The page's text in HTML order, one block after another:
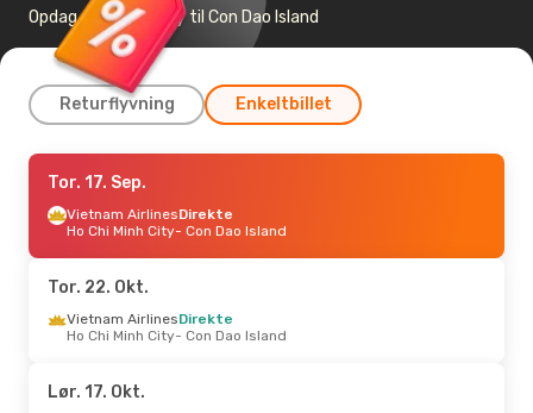
Opdag de billigste fly til Con Dao Island
Returflyvning Enkeltbillet
Man. 5. Okt.- Ons. 7. Okt.
Vietnam AirlinesDirekte
Ho Chi Minh City
- Con Dao Island
Con Dao Island
- Ho Chi Minh City
Fre. 30. Okt.- Man. 2. Nov.
Vietnam Airlines
Con Dao Island
Tor. 17. Sep.
Vietnam AirlinesDirekte
Ho Chi Minh City- Con Dao Island
Tor. 22. Okt.
Vietnam AirlinesDirekte
Ho Chi Minh City- Con Dao Island
Lør. 17. Okt.